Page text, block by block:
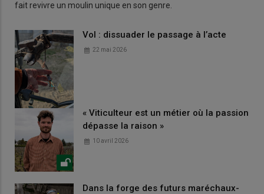
fait revivre un moulin unique en son genre.
Vol : dissuader le passage à l’acte
22 mai 2026
« Viticulteur est un métier où la passion
dépasse la raison »
10 avril 2026
Dans la forge des futurs maréchaux-